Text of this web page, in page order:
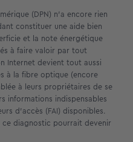
(DPN) n’a encore rien
constituer une aide bien
et la note énergétique
à faire valoir par tout
Internet devient tout aussi
à la fibre optique (encore
à leurs propriétaires de se
informations indispensables
d’accès (FAI) disponibles.
ce diagnostic pourrait devenir